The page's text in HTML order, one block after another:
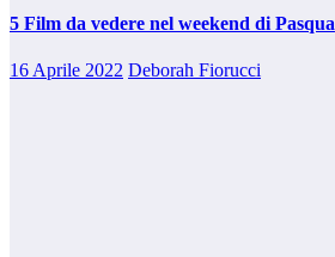
5 Film da vedere nel weekend di Pasqua
16 Aprile 2022 Deborah Fiorucci